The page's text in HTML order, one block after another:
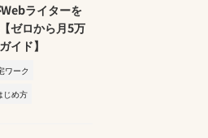
ライターを
ゼロから月5万
イド】
ワーク
じめ方